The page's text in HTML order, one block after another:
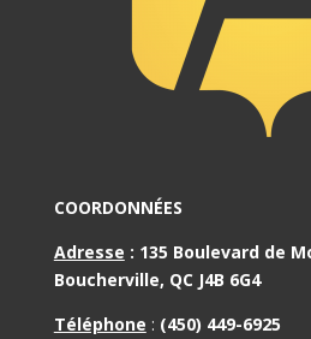
COORDONNÉES
Adresse : 135 Boulevard de
Boucherville, QC J4B 6G4
Téléphone : (450) 449-6925